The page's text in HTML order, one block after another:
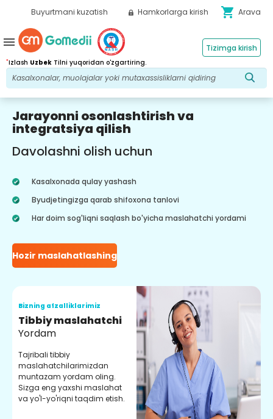
Buyurtmani kuzatish Hamkorlarga kirish shopping_cart Arava
*Izlash Uzbek Tilni yuqoridan o'zgartiring.
Tizimga kirish
menu
Jarayonni osonlashtirish va
integratsiya qilish
Davolashni olish uchun
Kasalxonada qulay yashash
Byudjetingizga qarab shifoxona tanlovi
Har doim sog'liqni saqlash bo'yicha maslahatchi yordami
Hozir maslahatlashing
Bizning afzalliklarimiz
Tibbiy maslahatchi
Yordam
Tajribali tibbiy
maslahatchilarimizdan
muntazam yordam oling.
Sizga eng yaxshi maslahat
va yo'l-yo'riqni taqdim etish.